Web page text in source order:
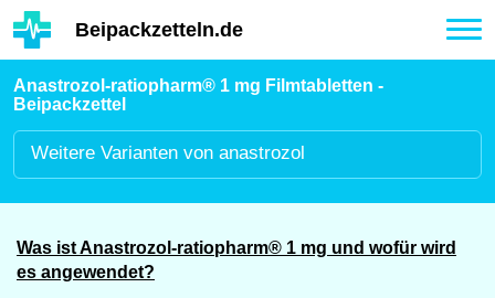
Hauptinhalt
Beipackzetteln.de
Anastrozol-ratiopharm® 1 mg Filmtabletten -
Beipackzettel
Weitere Varianten von anastrozol
Was ist Anastrozol-ratiopharm® 1 mg und wofür wird
es angewendet?